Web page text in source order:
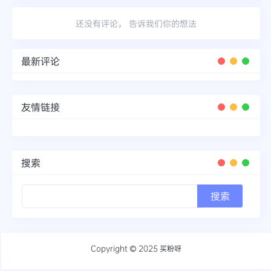
还没有评论， 告诉我们你的想法
最新评论
友情链接
搜索
Copyright © 2025 买粉呀